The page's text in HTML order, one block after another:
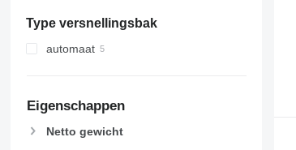
Type versnellingsbak
automaat
Eigenschappen
Netto gewicht